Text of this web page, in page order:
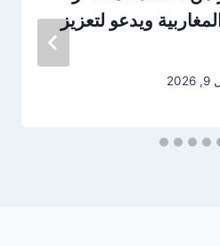
ويدعو لتعزيز